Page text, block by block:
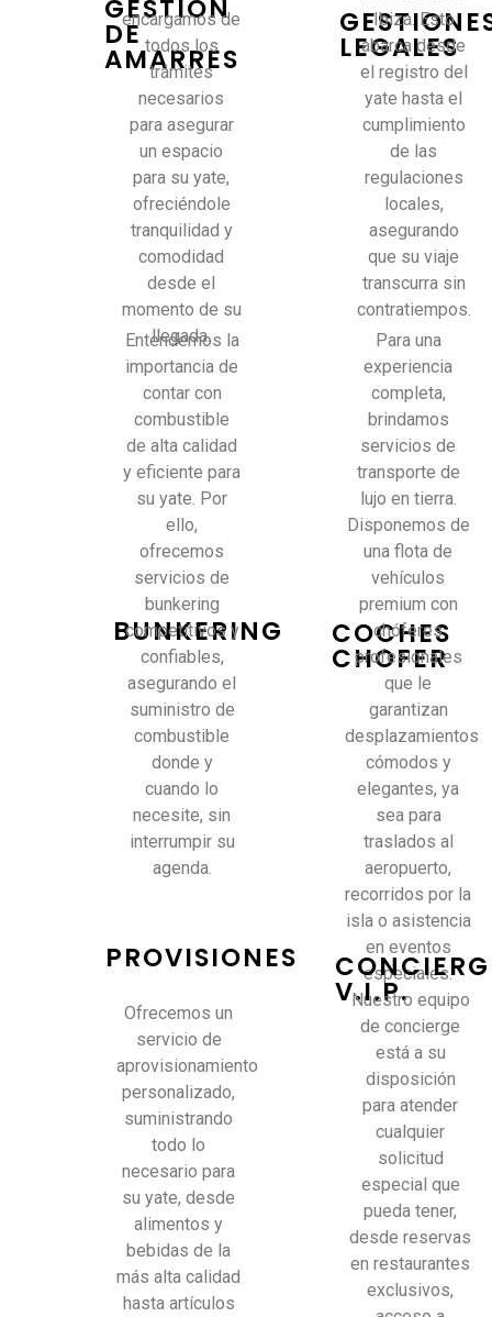
GESTÍON
DE
AMARRES
encargamos de
todos los
trámites
necesarios
para asegurar
un espacio
para su yate,
ofreciéndole
tranquilidad y
comodidad
desde el
momento de su
llegada.
LEGALES
Ibiza. Esto
abarca desde
el registro del
yate hasta el
cumplimiento
de las
regulaciones
locales,
asegurando
que su viaje
transcurra sin
contratiempos.
BUNKERING
Entendemos la
importancia de
contar con
combustible
de alta calidad
y eficiente para
su yate. Por
ello,
ofrecemos
servicios de
bunkering
competitivos y
confiables,
asegurando el
suministro de
combustible
donde y
cuando lo
necesite, sin
interrumpir su
agenda.
COCHES
CHOFER
Para una
experiencia
completa,
brindamos
servicios de
transporte de
lujo en tierra.
Disponemos de
una flota de
vehículos
premium con
chóferes
profesionales
que le
garantizan
desplazamientos
cómodos y
elegantes, ya
sea para
traslados al
aeropuerto,
recorridos por la
isla o asistencia
en eventos
especiales.
PROVISIONES
Ofrecemos un
servicio de
aprovisionamiento
personalizado,
suministrando
todo lo
necesario para
su yate, desde
alimentos y
bebidas de la
más alta calidad
hasta artículos
V.I.P.
Nuestro equipo
de concierge
está a su
disposición
para atender
cualquier
solicitud
especial que
pueda tener,
desde reservas
en restaurantes
exclusivos,